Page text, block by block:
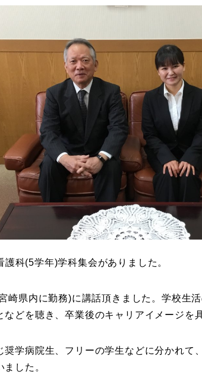
科(5学年)学科集会がありました。
崎県内に勤務)に講話頂きました。学校生
などを聴き、卒業後のキャリアイメージを
奨学病院生、フリーの学生などに分かれて
した。